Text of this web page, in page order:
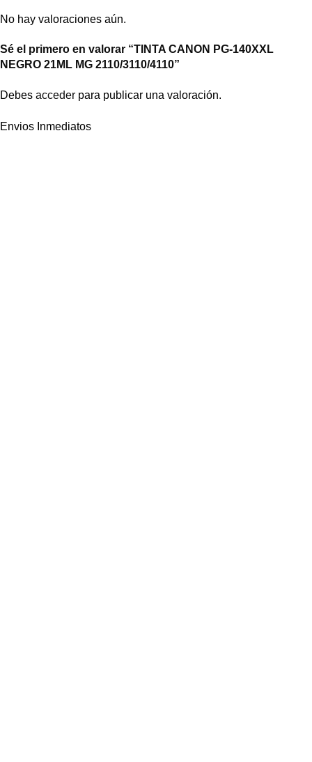
No hay valoraciones aún.
Sé el primero en valorar “TINTA CANON PG-140XXL
NEGRO 21ML MG 2110/3110/4110”
Debes acceder para publicar una valoración.
Envios Inmediatos